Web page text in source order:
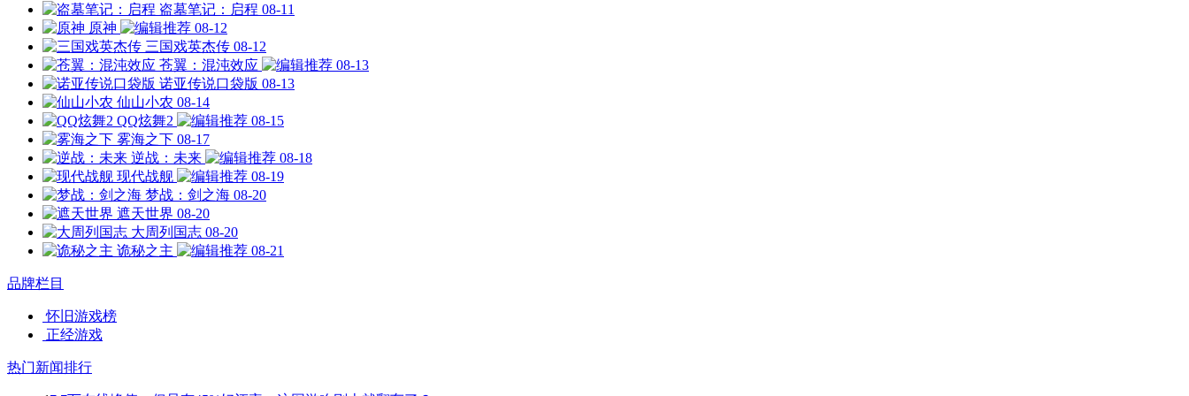
盗墓笔记：启程 08-11
原神
08-12
三国戏英杰传 08-12
苍翼：混沌效应
08-13
诺亚传说口袋版 08-13
仙山小农 08-14
QQ炫舞2
08-15
雾海之下 08-17
逆战：未来
08-18
现代战舰
08-19
梦战：剑之海 08-20
遮天世界 08-20
大周列国志 08-20
诡秘之主
08-21
品牌栏目
怀旧游戏榜
正经游戏
热门新闻排行